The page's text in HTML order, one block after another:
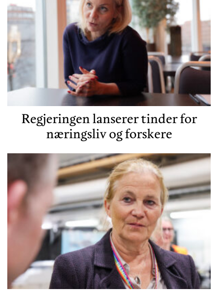
Regjeringen lanserer tinder for
næringsliv og forskere